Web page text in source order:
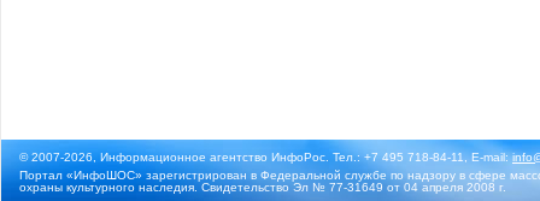
© 2007-2026, Информационное агентство ИнфоРос. Тел.: +7 495 718-84-11, E-mail:
Портал «ИнфоШОС» зарегистрирован в Федеральной службе по надзору в сфере
охраны культурного наследия. Свидетельство Эл № 77-31649 от 04 апреля 2008 г.